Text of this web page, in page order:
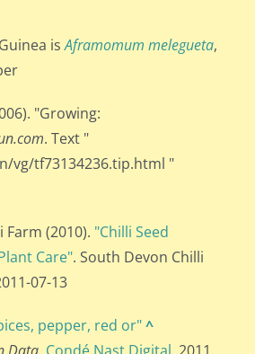
isAframomum melegueta,
"Growing:
. Text "
vg/tf73134236.tip.html "
(2010). "Chilli Seed
Care". South Devon Chilli
07-13.
^
pepper, red or